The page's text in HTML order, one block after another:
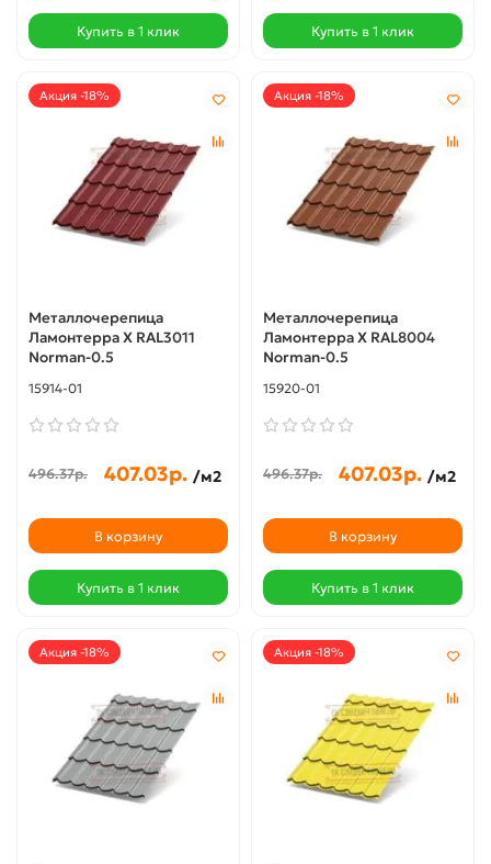
Купить в 1 клик Купить в 1 клик
Акция -18%
Металлочерепица
Ламонтерра X RAL3011
Norman-0.5
15914-01
496.37р. 407.03р. /м2
В корзину
Купить в 1 клик
Акция -18%
Металлочерепица
Ламонтерра X RAL8004
Norman-0.5
15920-01
496.37р. 407.03р. /м2
В корзину
Купить в 1 клик
Акция -18% Акция -18%